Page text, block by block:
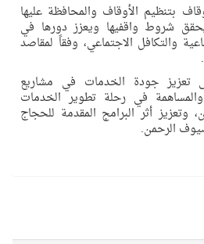
بتنظيم الأوقاف والمحافظة عليها
شروط واقفيها ويعزز دورها في
والتكافل الاجتماعي، وفقاً لمقاصد
جودة الخدمات في مشاريع
في رحلة تطوير الخدمات
وتعزيز أثر البرامج المقدمة للحجاج
الرحمن.